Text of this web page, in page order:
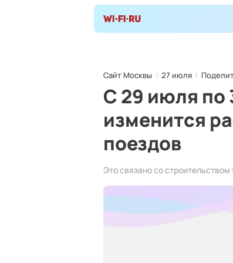
Сайт Москвы 27 июля
С 29 июля по
изменится
поездов
Это связано со